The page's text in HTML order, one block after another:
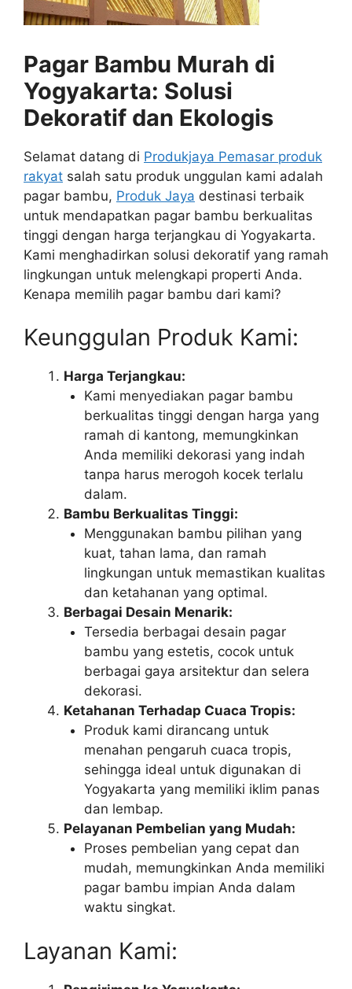
Pagar Bambu Murah di
Yogyakarta: Solusi
Dekoratif dan Ekologis
Selamat datang di Produkjaya Pemasar produk
rakyat salah satu produk unggulan kami adalah
pagar bambu, Produk Jaya destinasi terbaik
untuk mendapatkan pagar bambu berkualitas
tinggi dengan harga terjangkau di Yogyakarta.
Kami menghadirkan solusi dekoratif yang ramah
lingkungan untuk melengkapi properti Anda.
Kenapa memilih pagar bambu dari kami?
Keunggulan Produk Kami:
Harga Terjangkau:
Kami menyediakan pagar bambu
berkualitas tinggi dengan harga yang
ramah di kantong, memungkinkan
Anda memiliki dekorasi yang indah
tanpa harus merogoh kocek terlalu
dalam.
Bambu Berkualitas Tinggi:
Menggunakan bambu pilihan yang
kuat, tahan lama, dan ramah
lingkungan untuk memastikan kualitas
dan ketahanan yang optimal.
Berbagai Desain Menarik:
Tersedia berbagai desain pagar
bambu yang estetis, cocok untuk
berbagai gaya arsitektur dan selera
dekorasi.
Ketahanan Terhadap Cuaca Tropis:
Produk kami dirancang untuk
menahan pengaruh cuaca tropis,
sehingga ideal untuk digunakan di
Yogyakarta yang memiliki iklim panas
dan lembap.
Pelayanan Pembelian yang Mudah:
Proses pembelian yang cepat dan
mudah, memungkinkan Anda memiliki
pagar bambu impian Anda dalam
waktu singkat.
Layanan Kami: